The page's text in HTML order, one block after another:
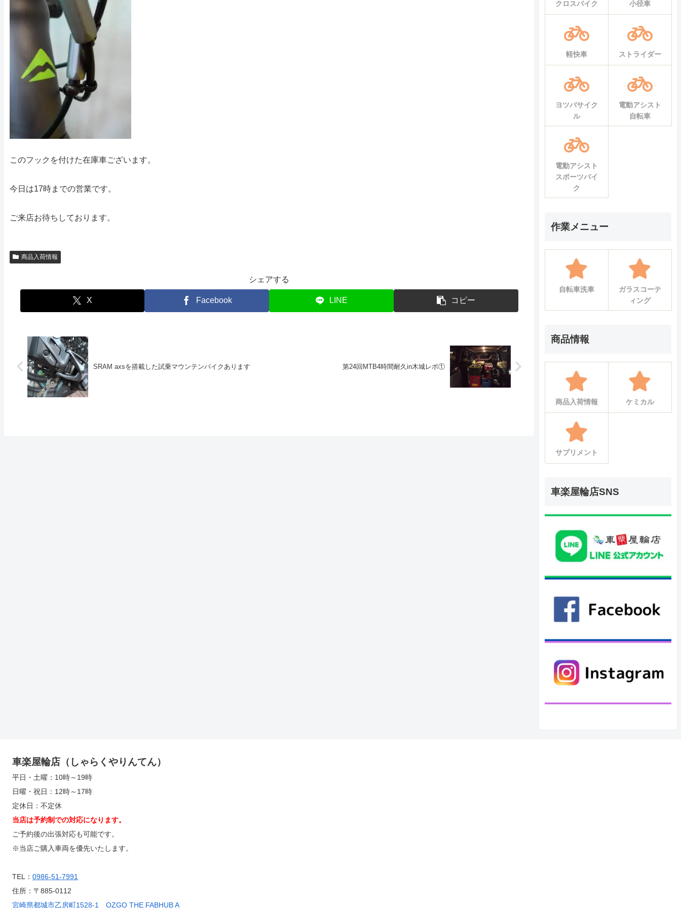
このフックを付けた在庫車ございます。
今日は17時までの営業です。
ご来店お待ちしております。
商品入荷情報
シェアする
X Facebook LINE コピー
SRAM axsを搭載した試乗マウンテンバイクあります 第24回MTB4時間耐久in木城レポ①
クロスバイク 小径車
軽快車 ストライダー
ヨツバサイク
ル
電動アシスト
自転車
電動アシスト
スポーツバイ
ク
作業メニュー
自転車洗車
ガラスコーテ
ィング
商品情報
商品入荷情報 ケミカル
サプリメント
車楽屋輪店SNS
車楽屋輪店（しゃらくやりんてん）
平日・土曜：10時～19時
日曜・祝日：12時～17時
定休日：不定休
当店は予約制での対応になります。
ご予約後の出張対応も可能です。
※当店ご購入車両を優先いたします。
TEL： 0986-51-7991
住所：〒885-0112
宮崎県都城市乙房町1528-1 OZGO THE FABHUB A